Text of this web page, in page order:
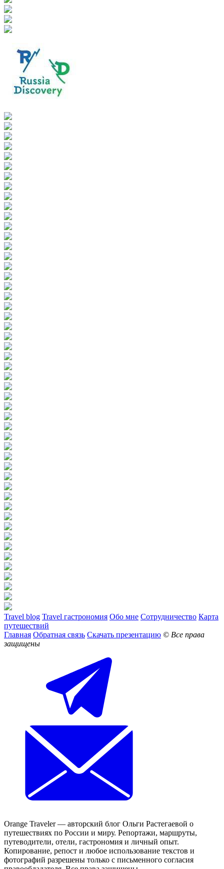
Travel blog Travel гастрономия Обо мне Сотрудничество Карта
путешествий
Главная Обратная связь Скачать презентацию © Все права
защищены
Orange Traveler — авторский блог Ольги Растегаевой о
путешествиях по России и миру. Репортажи, маршруты,
путеводители, отели, гастрономия и личный опыт.
Копирование, репост и любое использование текстов и
фотографий разрешены только с письменного согласия